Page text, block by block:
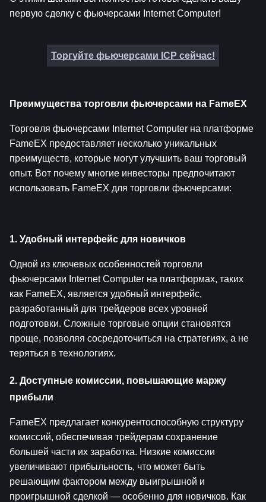
первую сделку с фьючерсами Internet Computer!
Торгуйте фьючерсами ICP сейчас!
Преимущества торговли фьючерсами на FameEX
Торговля фьючерсами Internet Computer на платформе
FameEX предоставляет несколько уникальных
преимуществ, которые могут улучшить ваш торговый
опыт. Вот почему многие инвесторы предпочитают
использовать FameEX для торговли фьючерсами:
1. Удобный интерфейс для новичков
Одной из ключевых особенностей торговли
фьючерсами Internet Computer на платформах, таких
как FameEX, является удобный интерфейс,
разработанный для трейдеров всех уровней
подготовки. Сложные торговые опции становятся
проще, позволяя сосредоточиться на стратегиях, а не
теряться в технологиях.
2. Доступные комиссии, повышающие маржу
прибыли
FameEX предлагает конкурентоспособную структуру
комиссий, обеспечивая трейдерам сохранение
большей части их заработка. Низкие комиссии
увеличивают прибыльность, что может быть
решающим фактором между выигрышной и
проигрышной сделкой — особенно для новичков. Как